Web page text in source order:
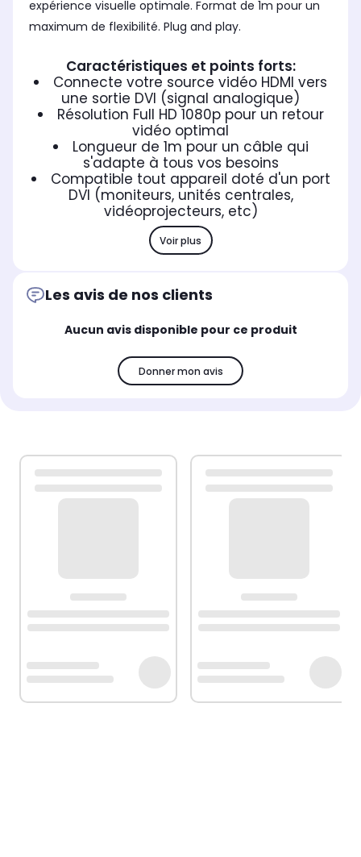
expérience visuelle optimale. Format de 1m pour un
maximum de flexibilité. Plug and play.
Caractéristiques et points forts:
Connecte votre source vidéo HDMI vers
une sortie DVI (signal analogique)
Résolution Full HD 1080p pour un retour
vidéo optimal
Longueur de 1m pour un câble qui
s'adapte à tous vos besoins
Compatible tout appareil doté d'un port
DVI (moniteurs, unités centrales,
vidéoprojecteurs, etc)
Voir plus
Les avis de nos clients
Aucun avis disponible pour ce produit
Donner mon avis